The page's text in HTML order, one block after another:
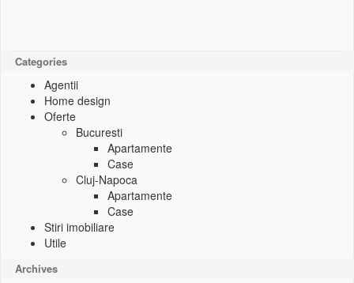
Categories
Agentii
Home design
Oferte
Bucuresti
Apartamente
Case
Cluj-Napoca
Apartamente
Case
Stiri imobiliare
Utile
Archives